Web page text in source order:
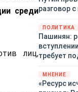
среди
лиц,
которое
всем
Однако
разговор
ПОЛИТИКА
Пашинян:
требует
МНЕНИЕ
«Ресурс